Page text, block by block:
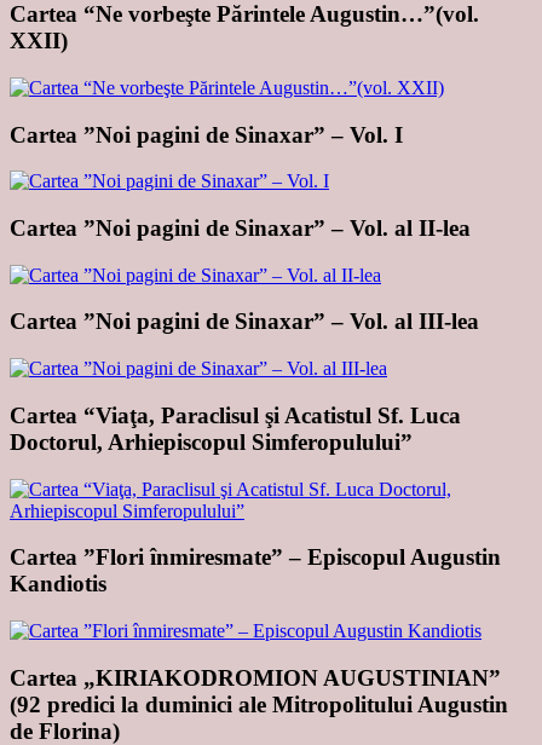
Cartea “Ne vorbeşte Părintele Augustin…”(vol.
XXII)
Cartea ”Noi pagini de Sinaxar” – Vol. I
Cartea ”Noi pagini de Sinaxar” – Vol. al II-lea
Cartea ”Noi pagini de Sinaxar” – Vol. al III-lea
Cartea “Viaţa, Paraclisul şi Acatistul Sf. Luca
Doctorul, Arhiepiscopul Simferopulului”
Cartea ”Flori înmiresmate” – Episcopul Augustin
Kandiotis
Cartea „KIRIAKODROMION AUGUSTINIAN”
(92 predici la duminici ale Mitropolitului Augustin
de Florina)